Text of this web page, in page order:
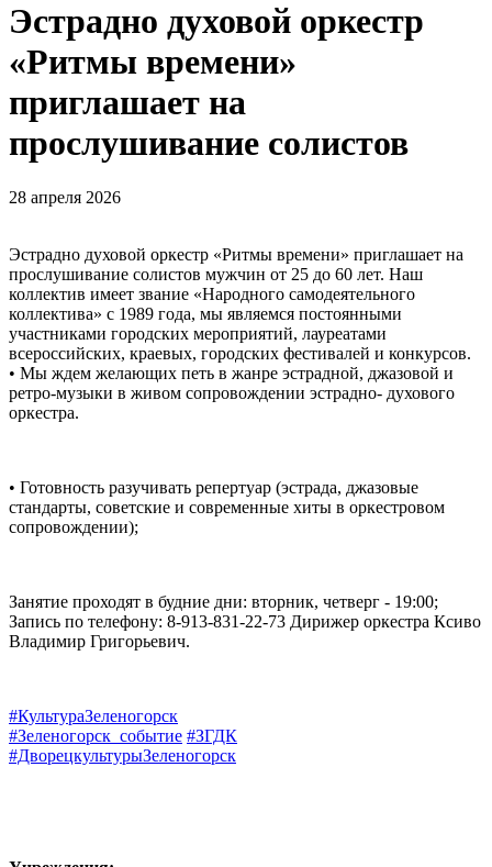
Эстрадно духовой оркестр
«Ритмы времени»
приглашает на
прослушивание солистов
28 апреля 2026
Эстрадно духовой оркестр «Ритмы времени» приглашает на
прослушивание солистов мужчин от 25 до 60 лет. Наш
коллектив имеет звание «Народного самодеятельного
коллектива» с 1989 года, мы являемся постоянными
участниками городских мероприятий, лауреатами
всероссийских, краевых, городских фестивалей и конкурсов.
• Мы ждем желающих петь в жанре эстрадной, джазовой и
ретро-музыки в живом сопровождении эстрадно- духового
оркестра.
• Готовность разучивать репертуар (эстрада, джазовые
стандарты, советские и современные хиты в оркестровом
сопровождении);
Занятие проходят в будние дни: вторник, четверг - 19:00;
Запись по телефону: 8-913-831-22-73 Дирижер оркестра Ксиво
Владимир Григорьевич.
#КультураЗеленогорск
#Зеленогорск_событие #ЗГДК
#ДворецкультурыЗеленогорск